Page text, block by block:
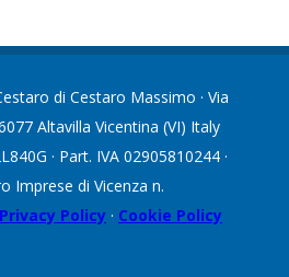
di Cestaro Massimo · Via
Altavilla Vicentina (VI) Italy
· Part. IVA 02905810244 ·
Imprese di Vicenza n.
Privacy Policy· Cookie Policy